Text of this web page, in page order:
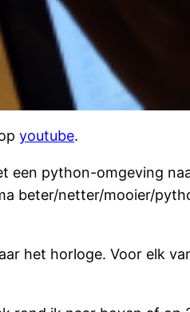
youtube.
een python-omgeving
beter/netter/mooier/
het horloge. Voor elk